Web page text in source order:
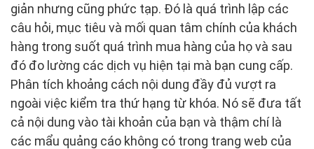
giản nhưng cũng phức tạp. Đó là quá trình lập các
câu hỏi, mục tiêu và mối quan tâm chính của khách
hàng trong suốt quá trình mua hàng của họ và sau
đó đo lường các dịch vụ hiện tại mà bạn cung cấp.
Phân tích khoảng cách nội dung đầy đủ vượt ra
ngoài việc kiểm tra thứ hạng từ khóa. Nó sẽ đưa tất
cả nội dung vào tài khoản của bạn và thậm chí là
các mẩu quảng cáo không có trong trang web của